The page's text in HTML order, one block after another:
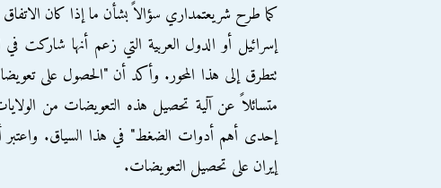
كما طرح شريعتمداري سؤالاً بشأن ما إذا كان الاتفاق
إسرائيل أو الدول العربية التي زعم أنها شاركت
تتطرق إلى هذا المحور. وأكد أن "الحصول على
متسائلاً عن آلية تحصيل هذه التعويضات من
إحدى أهم أدوات الضغط" في هذا السياق. واعتبر
إيران على تحصيل التعويضات.